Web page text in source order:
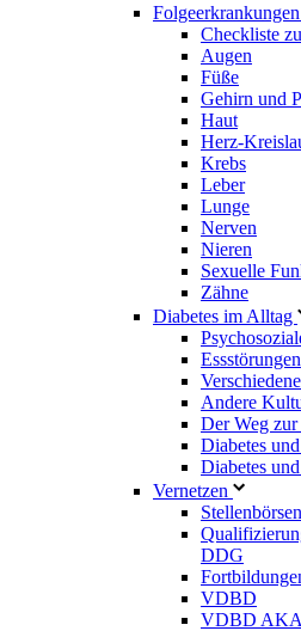
Folgeerkrankungen
Checkliste
Augen
Füße
Gehirn und
Haut
Herz-
Krebs
Leber
Lunge
Nerven
Nieren
Sexuelle
Zähne
Diabetes im Alltag
Essstörungen
Andere
Der Weg
Diabetes
Diabetes
Vernetzen
Stellenbörsen
DDG
VDBD
VDBD